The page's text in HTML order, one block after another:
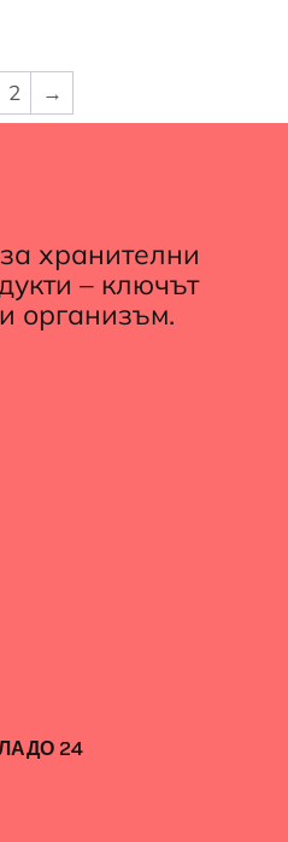
2 →
хранителни
– ключът
организъм.
24